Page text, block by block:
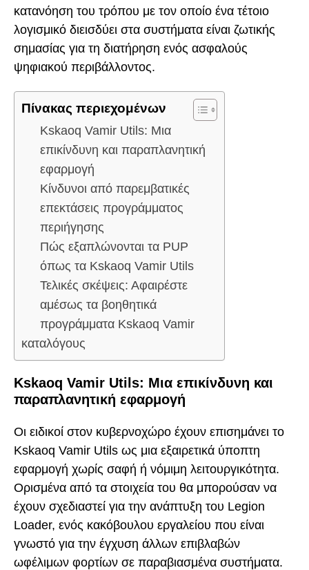
κατανόηση του τρόπου με τον οποίο ένα τέτοιο
λογισμικό διεισδύει στα συστήματα είναι ζωτικής
σημασίας για τη διατήρηση ενός ασφαλούς
ψηφιακού περιβάλλοντος.
Πίνακας περιεχομένων
Kskaoq Vamir Utils: Μια
επικίνδυνη και παραπλανητική
εφαρμογή
Κίνδυνοι από παρεμβατικές
επεκτάσεις προγράμματος
περιήγησης
Πώς εξαπλώνονται τα PUP
όπως τα Kskaoq Vamir Utils
Τελικές σκέψεις: Αφαιρέστε
αμέσως τα βοηθητικά
προγράμματα Kskaoq Vamir
καταλόγους
Kskaoq Vamir Utils: Μια επικίνδυνη και
παραπλανητική εφαρμογή
Οι ειδικοί στον κυβερνοχώρο έχουν επισημάνει το
Kskaoq Vamir Utils ως μια εξαιρετικά ύποπτη
εφαρμογή χωρίς σαφή ή νόμιμη λειτουργικότητα.
Ορισμένα από τα στοιχεία του θα μπορούσαν να
έχουν σχεδιαστεί για την ανάπτυξη του Legion
Loader, ενός κακόβουλου εργαλείου που είναι
γνωστό για την έγχυση άλλων επιβλαβών
ωφέλιμων φορτίων σε παραβιασμένα συστήματα.